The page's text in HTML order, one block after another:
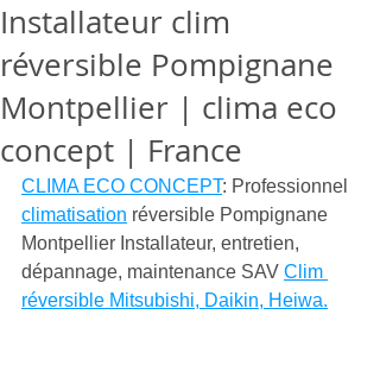
Installateur clim
réversible Pompignane
Montpellier | clima eco
concept | France
CLIMA ECO CONCEPT: Professionnel
climatisation réversible Pompignane
Montpellier Installateur, entretien,
dépannage, maintenance SAV Clim
réversible Mitsubishi, Daikin, Heiwa.